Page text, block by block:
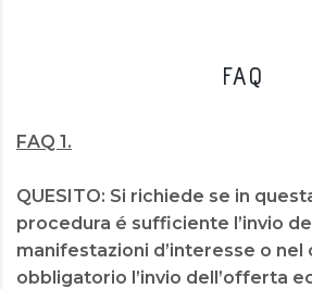
FAQ
FAQ 1.
QUESITO: Si richiede se in
procedura é sufficiente l’invio
manifestazioni d’interesse o nel
obbligatorio l’invio dell’offerta